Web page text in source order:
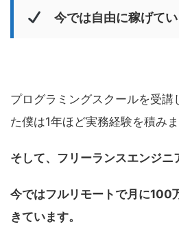
今では自由に稼げて
プログラミングスクールを受講
た僕は1年ほど実務経験を積みま
そして、フリーランスエンジニ
今ではフルリモートで月に100
きています。